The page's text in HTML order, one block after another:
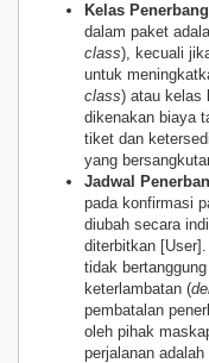
Kelas
dalam paket
class), kecuali
untuk
class) atau kelas
dikenakan biaya
tiket dan
yang
Jadwal
pada konfirmasi
diubah secara
diterbitkan
tidak
keterlambatan (
pembatalan
oleh pihak
perjalanan